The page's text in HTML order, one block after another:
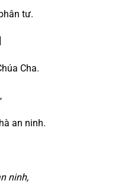
tư.
Cha.
an ninh.
ninh,